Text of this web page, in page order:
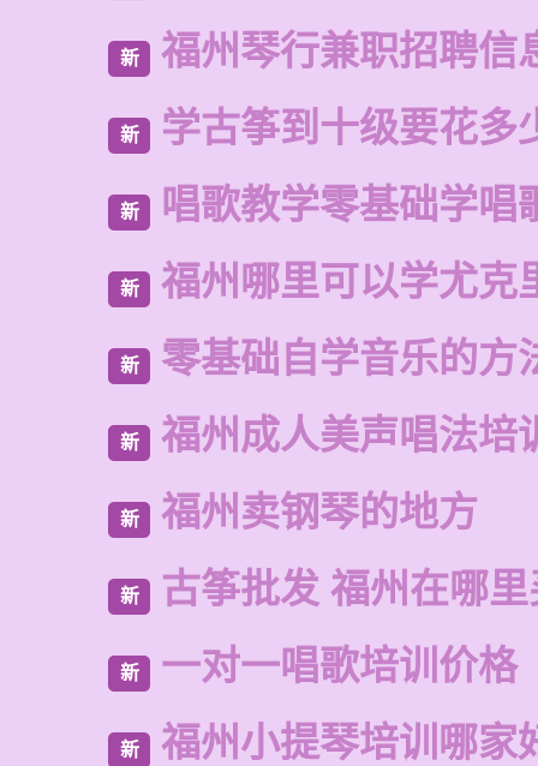
新 福州琴行兼职招聘信
新 学古筝到十级要花多
新 唱歌教学零基础学唱
新 福州哪里可以学尤克
新 零基础自学音乐的方
新 福州成人美声唱法培
新 福州卖钢琴的地方
新 古筝批发 福州在哪
新 一对一唱歌培训价格
新 福州小提琴培训哪家